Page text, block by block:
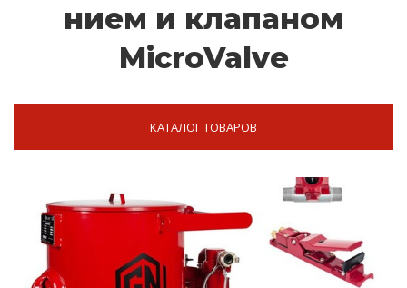
ни­ем и кла­па­ном
MicroValve
КАТАЛОГ ТОВАРОВ